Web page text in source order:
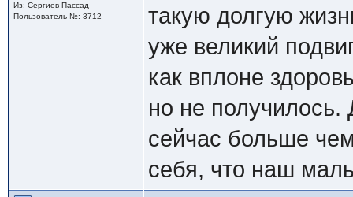
Из: Сергиев Пассад
Пользователь №: 3712
такую долгую
уже великий
как вплоне
но не
сейчас больше
себя, что наш